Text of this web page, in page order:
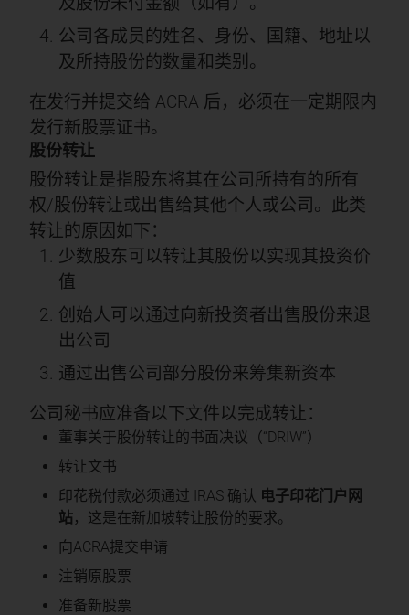
公司各成员的姓名、身份、国籍、地址以
及所持股份的数量和类别。
在发行并提交给 ACRA 后，必须在一定期限内
发行新股票证书。
股份转让
股份转让是指股东将其在公司所持有的所有
权/股份转让或出售给其他个人或公司。此类
转让的原因如下：
少数股东可以转让其股份以实现其投资价
值
创始人可以通过向新投资者出售股份来退
出公司
通过出售公司部分股份来筹集新资本
公司秘书应准备以下文件以完成转让：
董事关于股份转让的书面决议（“DRIW”）
转让文书
印花税付款必须通过 IRAS 确认 电子印花门户网
站，这是在新加坡转让股份的要求。
向ACRA提交申请
注销原股票
准备新股票